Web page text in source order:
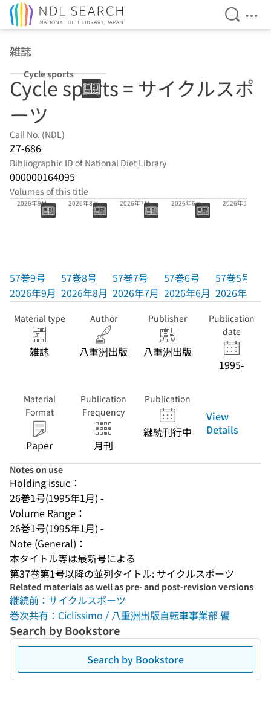
Open
雑誌
Cycle sports
Cycle sports = サイクルスポ
ーツ
Call No. (NDL)
Z7-686
Bibliographic ID of National Diet Library
000000164095
Volumes of this title
57巻9号
2026年9月
57巻9号
2026年9月
57巻8号
2026年8月
57巻8号
2026年8月
2026年7月
57巻7号
2026年7月
2026年6月
57巻6号
2026年6月
2026年5月
57巻5号
2026年5月
Material type
雑誌
Author
八重洲出版
Publisher
八重洲出版
Publication
date
1995-
Material
Format
Paper
Publication
Frequency
月刊
Publication
継続刊行中
View
Details
Notes on use
Holding issue：
26巻1号(1995年1月) -
Volume Range：
26巻1号(1995年1月) -
Note (General)：
本タイトル等は最新号による
第37巻第1号以降の並列タイトル: サイクルスポーツ
Related materials as well as pre- and post-revision versions
継続前：サイクルスポーツ
巻次共有：Ciclissimo / 八重洲出版自転車事業部 編
Search by Bookstore
Search by Bookstore